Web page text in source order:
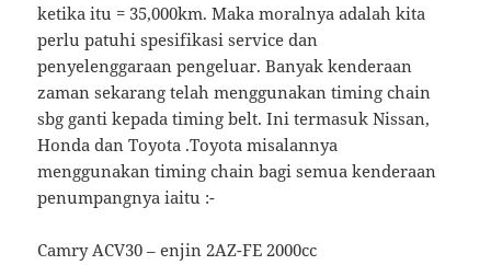
ketika itu = 35,000km. Maka moralnya adalah kita
perlu patuhi spesifikasi service dan
penyelenggaraan pengeluar. Banyak kenderaan
zaman sekarang telah menggunakan timing chain
sbg ganti kepada timing belt. Ini termasuk Nissan,
Honda dan Toyota .Toyota misalannya
menggunakan timing chain bagi semua kenderaan
penumpangnya iaitu :-
Camry ACV30 – enjin 2AZ-FE 2000cc